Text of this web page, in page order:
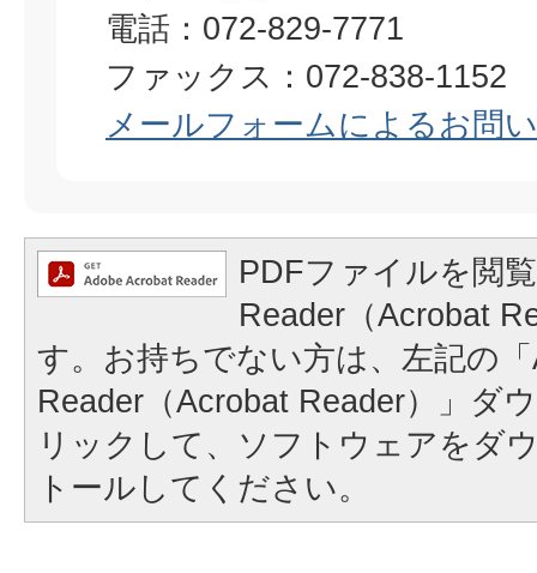
電話：072-829-7771
ファックス：072-838-1152
メールフォームによるお問
PDFファイルを閲
Reader（Acrobat
す。お持ちでない方は、左記の
Reader（Acrobat Reader）」ダ
リックして、ソフトウェアをダ
トールしてください。